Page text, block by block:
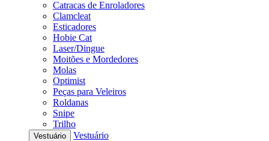
Catracas de Enroladores
Clamcleat
Esticadores
Hobie Cat
Laser/Dingue
Moitões e Mordedores
Molas
Optimist
Peças para Veleiros
Roldanas
Snipe
Trilho
Vestuário
Vestuário